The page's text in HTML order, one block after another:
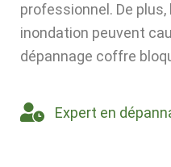
professionnel. De
inondation peuvent
dépannage coffre
Expert en